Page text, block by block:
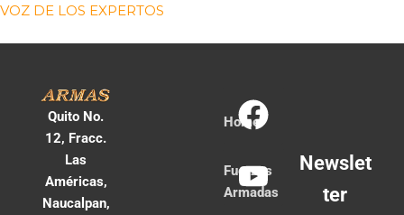
VOZ DE LOS EXPERTOS
Quito No.
12, Fracc.
Las
Américas,
Naucalpan,
Home
Fuerzas
Armadas
Newslet
ter